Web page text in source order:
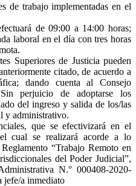
de trabajo implementadas en el
de 09:00 a 14:00 horas;
laboral en el día con tres horas
Superiores de Justicia pueden
citado, de acuerdo a
dando cuenta al Consejo
perjuicio de adoptarse los
del ingreso y salida de los/las
y administrativo.
que se efectivizará en el
cual se realizará acorde a lo
“Trabajo Remoto en
del Poder Judicial”,
N.° 000408-2020-
jefe/a inmediato